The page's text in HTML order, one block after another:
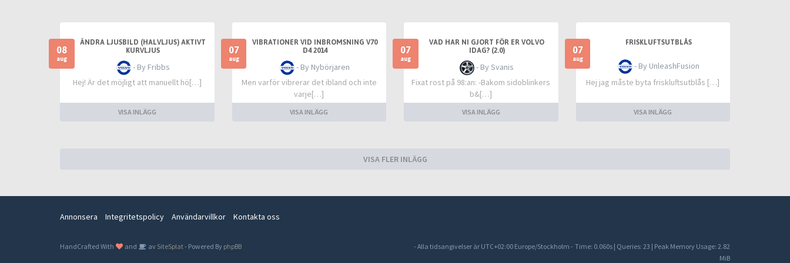
08
aug
ÄNDRA LJUSBILD (HALVLJUS) AKTIVT
KURVLJUS
- By Fribbs
Hej! Är det möjligt att manuellt hö[…]
VISA INLÄGG
07
aug
VIBRATIONER VID INBROMSNING V70
D4 2014
- By Nybörjaren
Men varför vibrerar det ibland och inte
varje[…]
VISA INLÄGG
07
aug
VAD HAR NI GJORT FÖR ER VOLVO
IDAG? (2.0)
- By Svanis
Fixat rost på 98:an: -Bakom sidoblinkers
b&[…]
VISA INLÄGG
07
aug
FRISKLUFTSUTBLÅS
- By UnleashFusion
Hej jag måste byta friskluftsutblås […]
VISA INLÄGG
VISA FLER INLÄGG
Annonsera Integritetspolicy Användarvillkor Kontakta oss
HandCrafted With and av SiteSplat- Powered By phpBB - Alla tidsangivelser är UTC+02:00 Europe/Stockholm - Time: 0.060s | Queries: 23 | Peak Memory Usage: 2.82
MiB